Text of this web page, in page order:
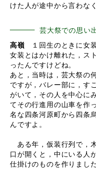
けた人が途中から言わな
芸大祭での思い
高嶺 １回生のときに女
女装とはかけ離れた，ス
ったんですけどね。
あと，当時は，芸大祭の
ですが，バレー部に，す
がいて，その人を中心に
てその行進用の山車を作
名な四条河原町から四条
んですよ。
ある年，仮装行列で，
口が開くと，中にいる人
仕掛けのものを作りまし